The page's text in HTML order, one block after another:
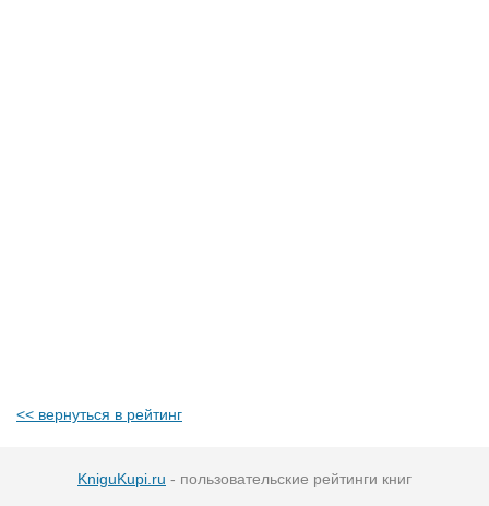
<< вернуться в рейтинг
KniguKupi.ru - пользовательские рейтинги книг